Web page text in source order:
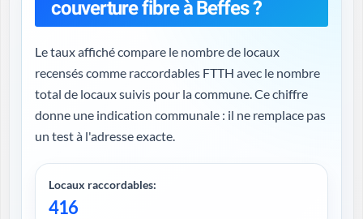
couverture fibre à Beffes ?
Le taux affiché compare le nombre de locaux
recensés comme raccordables FTTH avec le nombre
total de locaux suivis pour la commune. Ce chiffre
donne une indication communale : il ne remplace pas
un test à l'adresse exacte.
Locaux raccordables:
416